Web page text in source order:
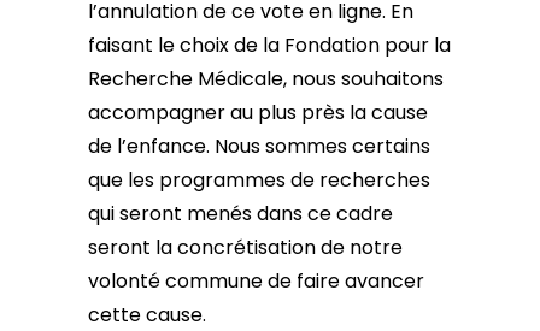
l’annulation de ce vote en ligne. En
faisant le choix de la Fondation pour la
Recherche Médicale, nous souhaitons
accompagner au plus près la cause
de l’enfance. Nous sommes certains
que les programmes de recherches
qui seront menés dans ce cadre
seront la concrétisation de notre
volonté commune de faire avancer
cette cause.